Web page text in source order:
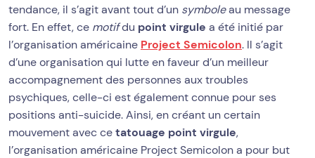
tendance, il s’agit avant tout d’un symboleau message
fort. En effet, ce motifdu point virgule a été initié par
l’organisation américaine Project Semicolon. Il s’agit
d’une organisation qui lutte en faveur d’un meilleur
accompagnement des personnes aux troubles
psychiques, celle-ci est également connue pour ses
positions anti-suicide. Ainsi, en créant un certain
mouvement avec cetatouage point virgule,
l’organisation américaine Project Semicolon a pour but